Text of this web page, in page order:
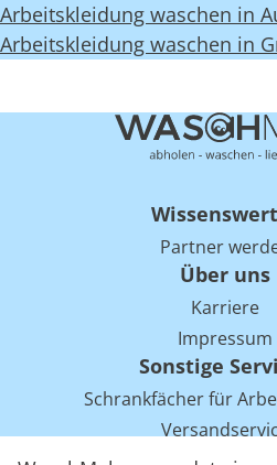
Arbeitskleidung waschen in
Arbeitskleidung waschen in
Partner
Über uns
Karriere
Impressum
Sonstige
Schrankfächer für